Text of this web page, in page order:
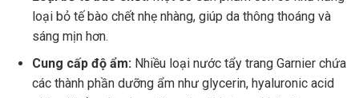
loại bỏ tế bào chết nhẹ nhàng, giúp da thông thoáng và
sáng mịn hơn.
Cung cấp độ ẩm: Nhiều loại nước tẩy trang Garnier chứa
các thành phần dưỡng ẩm như glycerin, hyaluronic acid